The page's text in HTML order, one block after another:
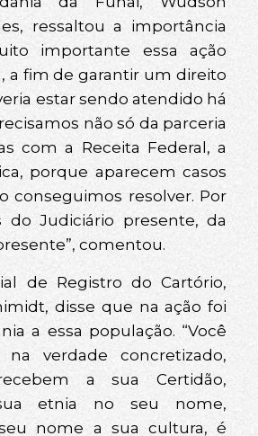
ressaltou a importância
importante essa ação
a fim de garantir um direito
estar sendo atendido há
não só da parceria
com a Receita Federal, a
porque aparecem casos
conseguimos resolver. Por
do Judiciário presente, da
comentou.
de Registro do Cartório,
disse que na ação foi
a essa população. “Você
verdade concretizado,
a sua Certidão,
etnia no seu nome,
nome a sua cultura, é